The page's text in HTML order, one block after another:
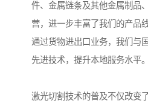
件、金属链条及其他金属制品
营，进一步丰富了我们的产品线
通过货物进出口业务，我们与
先进技术，提升本地服务水平。
激光切割技术的普及不仅改变